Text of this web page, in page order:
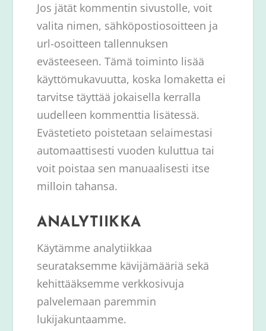
Jos jätät kommentin sivustolle, voit
valita nimen, sähköpostiosoitteen ja
url-osoitteen tallennuksen
evästeeseen. Tämä toiminto lisää
käyttömukavuutta, koska lomaketta ei
tarvitse täyttää jokaisella kerralla
uudelleen kommenttia lisätessä.
Evästetieto poistetaan selaimestasi
automaattisesti vuoden kuluttua tai
voit poistaa sen manuaalisesti itse
milloin tahansa.
ANALYTIIKKA
Käytämme analytiikkaa
seurataksemme kävijämääriä sekä
kehittääksemme verkkosivuja
palvelemaan paremmin
lukijakuntaamme.